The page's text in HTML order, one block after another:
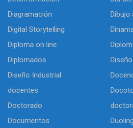
Diagramación
Dibujo
Digital Storytelling
Diploma on line
Diplomados
Diseño
Diseño Industrial
docentes
Doctorado
Documentos